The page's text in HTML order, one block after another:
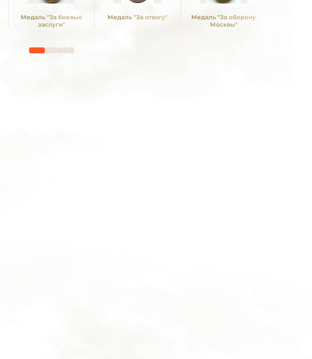
Медаль "За боевые
заслуги"
Медаль "За отвагу"
Медаль "За оборону
Москвы"